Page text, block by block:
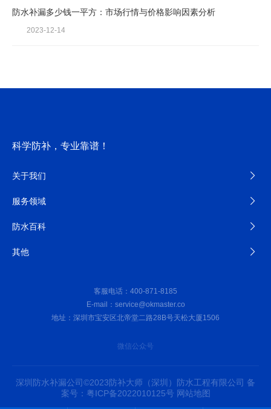
防水补漏多少钱一平方：市场行情与价格影响因素分析
2023-12-14
科学防补，专业靠谱！
关于我们
服务领域
防水百科
其他
客服电话：400-871-8185
E-mail：service@okmaster.co
地址：深圳市宝安区北帝堂二路28B号天松大厦1506
微信公众号
深圳防水补漏公司©2023防补大师（深圳）防水工程有限公司 备
案号：粤ICP备2022010125号 网站地图